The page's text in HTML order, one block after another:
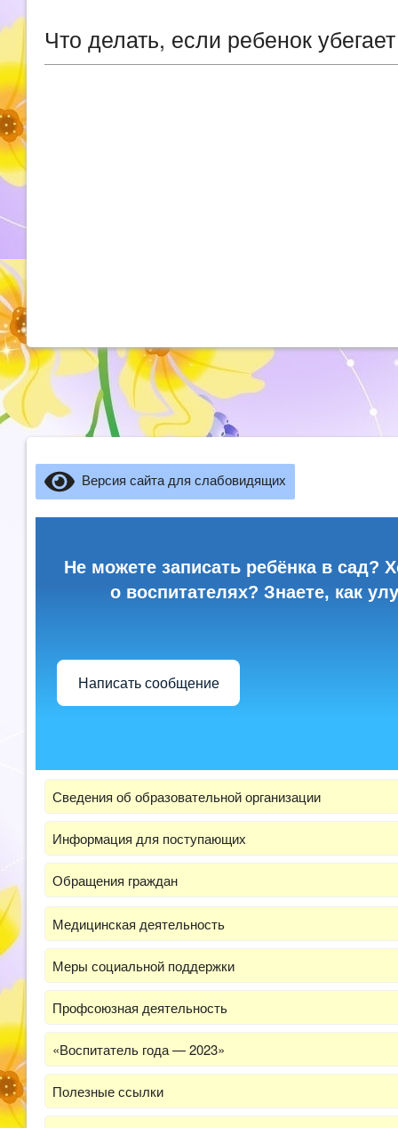
Что делать, если ребенок
Версия сайта для слабовидящих
Не можете записать ребёнка в сад?
о воспитателях? Знаете, как
Написать сообщение
Сведения об образовательной организации
Информация для поступающих
Обращения граждан
Медицинская деятельность
Меры социальной поддержки
Профсоюзная деятельность
«Воспитатель года — 2023»
Полезные ссылки